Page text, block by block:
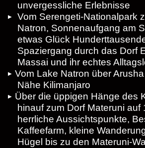
unvergessliche Erlebnisse
Vom Serengeti-Nationalpark
Natron, Sonnenaufgang am
etwas Glück
Spaziergang durch das Dorf
Massai und ihr echtes
Vom Lake Natron über
Nähe Kilimanjaro
Über die üppigen Hänge des
hinauf zum Dorf Materuni auf
herrliche Aussichtspunkte,
Kaffeefarm, kleine
Hügel bis zu den Materuni-